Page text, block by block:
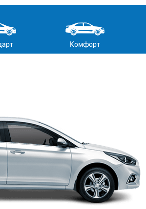
Комфорт